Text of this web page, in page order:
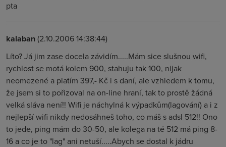
pta
kalaban(2.10.2006 14:38:44)
Líto? Já jim zase docela závidím.....Mám sice slušnou wifi,
rychlost se motá kolem 900, stahuju tak 100, nijak
neomezené a platím 397,- Kč i s daní, ale vzhledem k tomu,
že jsem si to pořizoval na on-line hraní, tak to prostě žádná
velká sláva není!! Wifi je náchylná k výpadkům(lagování) a i z
nejlepší wifi nikdy nedosáhneš toho, co máš s adsl 512!! Ono
to jede, ping mám do 30-50, ale kolega na té 512 má ping 8-
16 a co je to "lag" ani netuší.....Abych se dostal k jádru